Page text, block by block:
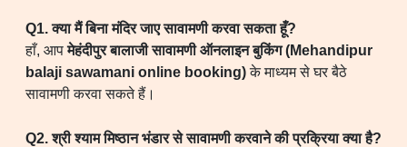
Q1. क्या मैं बिना मंदिर जाए सावामणी करवा सकता हूँ?
हाँ, आपमेहंदीपुर बालाजी सावामणी ऑनलाइन बुकिंग (Mehandipur
balaji sawamani online booking)के माध्यम से घर बैठे
सावामणी करवा सकते हैं।
Q2. श्री श्याम मिष्ठान भंडार से सावामणी करवाने की प्रक्रिया क्या है?